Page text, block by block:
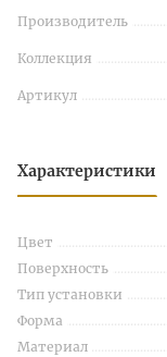
Производитель
Коллекция
Артикул
Характеристики
Цвет
Поверхность
Тип установки
Форма
Материал